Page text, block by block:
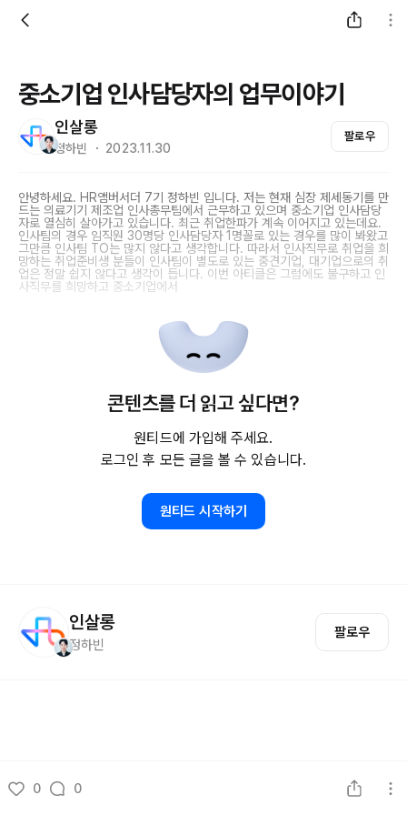
중소기업 인사담당자의 업무이야기
인살롱
정하빈 ・ 2023.11.30
팔로우
안녕하세요. HR앰버서더 7기 정하빈 입니다. 저는 현재 심장 제세동기를 만
드는 의료기기 제조업 인사총무팀에서 근무하고 있으며 중소기업 인사담당
자로 열심히 살아가고 있습니다. 최근 취업한파가 계속 이어지고 있는데요.
인사팀의 경우 임직원 30명당 인사담당자 1명꼴로 있는 경우를 많이 봐왔고
그만큼 인사팀 TO는 많지 않다고 생각합니다. 따라서 인사직무로 취업을 희
망하는 취업준비생 분들이 인사팀이 별도로 있는 중견기업, 대기업으로의 취
업은 정말 쉽지 않다고 생각이 듭니다. 이번 아티클은 그럼에도 불구하고 인
사직무를 희망하고 중소기업에서
콘텐츠를 더 읽고 싶다면?
원티드에 가입해 주세요.
로그인 후 모든 글을 볼 수 있습니다.
원티드 시작하기
인살롱
정하빈
팔로우
0 0